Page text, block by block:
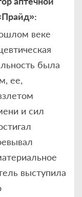
веке
была
ее,
и сил
выступила